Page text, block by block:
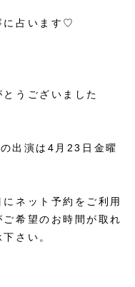
に占います♡
うございました
出演は4月23日金曜
ネット予約をご利用
希望のお時間が取れ
さい。